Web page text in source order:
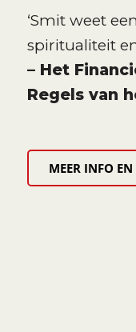
‘Smit weet
spiritualiteit
– Het
Regels van
MEER INFO EN